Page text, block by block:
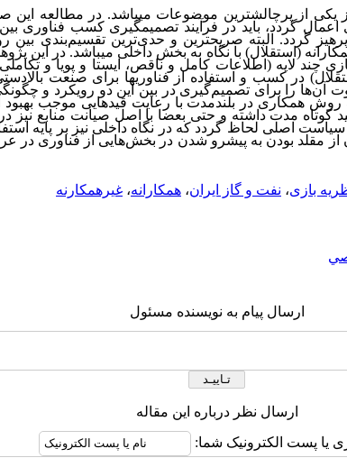
از پرچالش‏ترین موضوعات می‏باشد. در مطالعه این
گردد، باید در فرآیند تصمیم‏گیری کسب فناوری بین
گردد. البته صریح‏ترین و حدی‌ترین تقسیم‌بندی بین
(استقلال) با نگاه به بخش داخلی می‏باشد. در این
لایه (اطلاعات کامل و ناقص، ایستا و پویا و
در کسب و استفاده از فناوری‏ها برای صنعت
و قوت آن‌ها را برای تصمیم‌گیری در بین این دو رویکرد و
همکاری در بلندمدت با رعایت قیدهایی موجب بهبود
کوتاه مدت داشته و حتی بعضا با اصل صیانت منابع نیز
اصلی لحاظ گردد که در نگاه داخلی نیز بر پایه
مقلد بودن به پیشرو شدن در بخش‌هایی از فناوری در
بازی، نفت و گاز ایران، همکارانه، غیرهمکارنه
ارسال پیام به نویسنده مسئول
ارسال نظر درباره این مقاله
یا پست الکترونیک شما: